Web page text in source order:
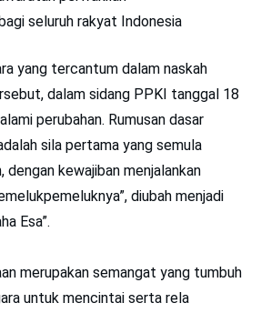
seluruh rakyat Indonesia
yang tercantum dalam naskah
dalam sidang PPKI tanggal 18
perubahan. Rumusan dasar
sila pertama yang semula
dengan kewajiban menjalankan
diubah menjadi
Esa”.
merupakan semangat yang tumbuh
untuk mencintai serta rela